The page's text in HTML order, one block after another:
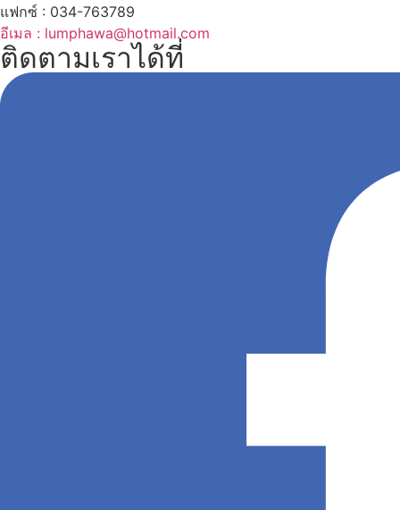
แฟกซ์ : 034-763789
อีเมล : lumphawa@hotmail.com
ติดตามเราได้ที่